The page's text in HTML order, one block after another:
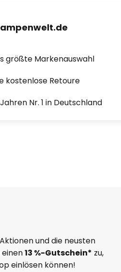
größte Markenauswahl
kostenlose Retoure
Nr. 1 in Deutschland
und die neusten
13 %-Gutschein* zu,
einlösen können!